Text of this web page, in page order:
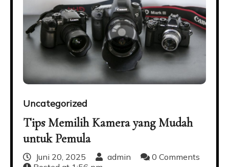
Uncategorized
Tips Memilih Kamera yang Mudah
untuk Pemula
Juni 20, 2025 admin
0 Comments